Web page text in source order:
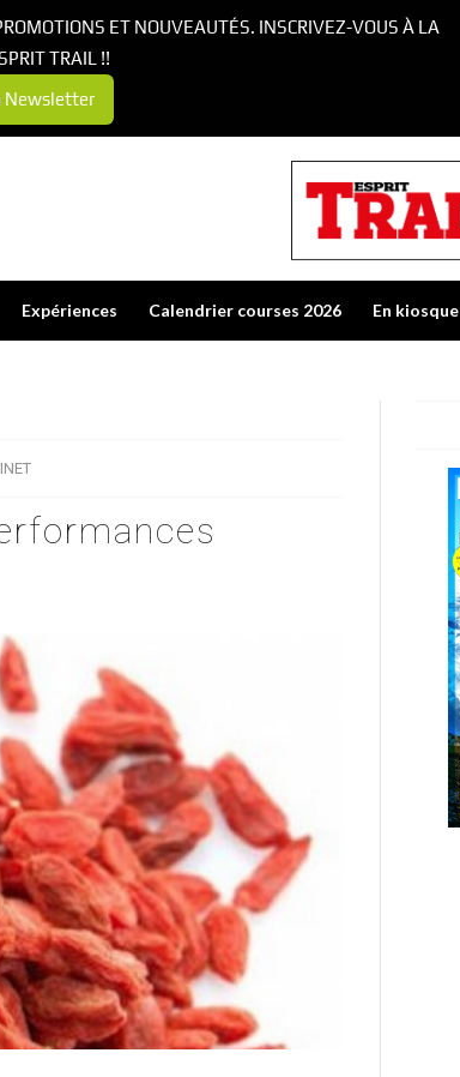
Expériences Calendrier courses 2026 En kiosque
ET NOUVEAUTÉS. INSCRIVEZ-VOUS À LA
TRAIL !!
Newsletter